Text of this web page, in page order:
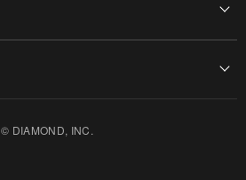
© DIAMOND, INC.